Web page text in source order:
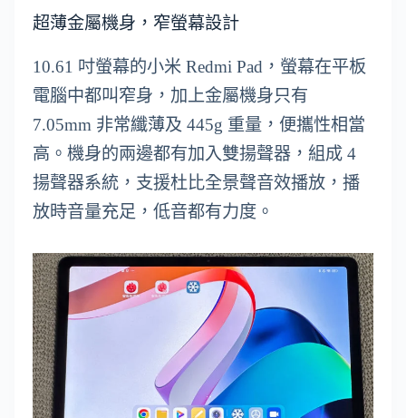
超薄金屬機身，窄螢幕設計
10.61 吋螢幕的小米 Redmi Pad，螢幕在平板
電腦中都叫窄身，加上金屬機身只有
7.05mm 非常纖薄及 445g 重量，便攜性相當
高。機身的兩邊都有加入雙揚聲器，組成 4
揚聲器系統，支援杜比全景聲音效播放，播
放時音量充足，低音都有力度。